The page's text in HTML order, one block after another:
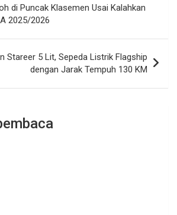
di Puncak Klasemen Usai Kalahkan
2025/2026
Stareer 5 Lit, Sepeda Listrik Flagship
dengan Jarak Tempuh 130 KM